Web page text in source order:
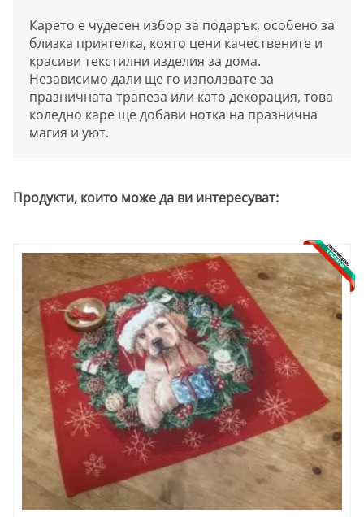
Карето е чудесен избор за подарък, особено за
близка приятелка, която цени качествените и
красиви текстилни изделия за дома.
Независимо дали ще го използвате за
празничната трапеза или като декорация, това
коледно каре ще добави нотка на празнична
магия и уют.
Продукти, които може да ви интересуват: